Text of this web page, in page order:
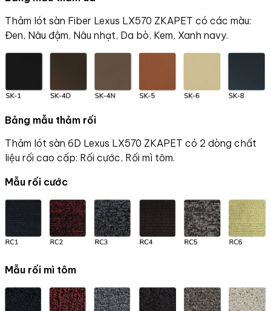
Thảm lót sàn Fiber Lexus LX570 ZKAPET có các màu:
Đen, Nâu đậm, Nâu nhạt, Da bò, Kem, Xanh navy.
Bảng mẫu thảm rối
Thảm lót sàn 6D Lexus LX570 ZKAPET có 2 dòng chất
liệu rối cao cấp: Rối cước, Rối mì tôm.
Mẫu rối cước
Mẫu rối mì tôm